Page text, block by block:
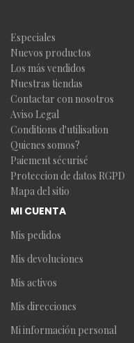
Especiales
Nuevos productos
Los más vendidos
Nuestras tiendas
Contactar con nosotros
Aviso Legal
Conditions d'utilisation
Quienes somos?
Paiement sécurisé
Proteccion de datos RGPD
Mapa del sitio
MI CUENTA
Mis pedidos
Mis devoluciones
Mis activos
Mis direcciones
Mi información personal